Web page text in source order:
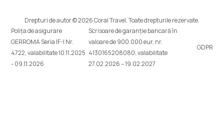
Drepturi de autor © 2026 Coral Travel. Toate drepturile rezervate.
Polița de asigurare
GERROMA Seria IF-I Nr.
4722, valabilitate 10.11.2025
- 09.11.2026
Scrisoare de garanție bancară în
valoare de 900.000 eur, nr.
4130165208080, valabilitate
27.02.2026 – 19.02.2027
GDPR